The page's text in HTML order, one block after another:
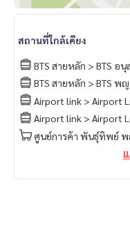
📍สถานที่ใกล้เคียง
- BTS อนุเสาวรีย์ 500 เมตร
- Lotus Go Fresh 30 เมตร
- King Power รางน้ำ 350
- ประตูน้ำ 1 กม.
- โรงพยาบาลราชวิถี 300
- โรงพยาบาลพระมงกุฎเก
- โรงพยาบาลพญาไท 1
สถานที่ใกล้เคียง
BTS สายหลัก > BTS อ
BTS สายหลัก > BTS พ
Airport link > Airport
Airport link > Airport
ศูนย์การค้า พันธุ์ทิพย์ พ